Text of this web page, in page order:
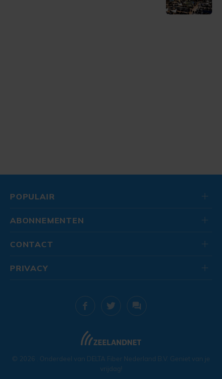
POPULAIR
ABONNEMENTEN
CONTACT
© 2026 . Onderdeel van DELTA Fiber Nederland B.V. Geniet van je
vrijdag!
PRIVACY